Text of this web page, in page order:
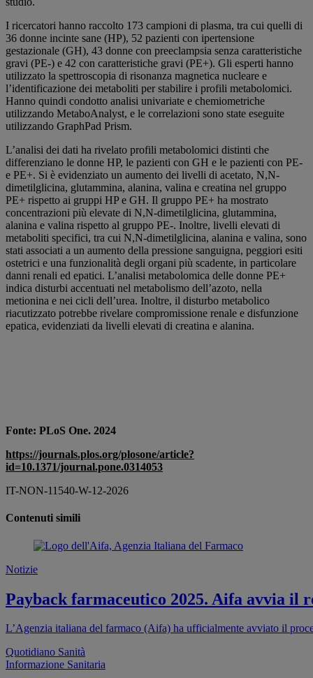
I ricercatori hanno raccolto 173 campioni di plasma, tra cui quelli di
36 donne incinte sane (HP), 52 pazienti con ipertensione
gestazionale (GH), 43 donne con preeclampsia senza caratteristiche
gravi (PE-) e 42 con caratteristiche gravi (PE+). Gli esperti hanno
utilizzato la spettroscopia di risonanza magnetica nucleare e
l’identificazione dei metaboliti per stabilire i profili metabolomici.
Hanno quindi condotto analisi univariate e chemiometriche
utilizzando MetaboAnalyst, e le correlazioni sono state eseguite
utilizzando GraphPad Prism.
L’analisi dei dati ha rivelato profili metabolomici distinti che
differenziano le donne HP, le pazienti con GH e le pazienti con PE-
e PE+. Si è evidenziato un aumento dei livelli di acetato, N,N-
dimetilglicina, glutammina, alanina, valina e creatina nel gruppo
PE+ rispetto ai gruppi HP e GH. Il gruppo PE+ ha mostrato
concentrazioni più elevate di N,N-dimetilglicina, glutammina,
alanina e valina rispetto al gruppo PE-. Inoltre, livelli elevati di
metaboliti specifici, tra cui N,N-dimetilglicina, alanina e valina, sono
stati associati a un aumento della pressione sanguigna, peggiori esiti
ostetrici e una funzionalità degli organi più scadente, in particolare
danni renali ed epatici. L’analisi metabolomica delle donne PE+
indica disturbi accentuati nel metabolismo dell’azoto, nella
metionina e nei cicli dell’urea. Inoltre, il disturbo metabolico
riacutizzato potrebbe rivelare compromissione renale e disfunzione
epatica, evidenziati da livelli elevati di creatina e alanina.
Fonte: PLoS One. 2024
https://journals.plos.org/plosone/article?
id=10.1371/journal.pone.0314053
IT-NON-11540-W-12-2026
Contenuti simili
Notizie
Payback farmaceutico 2025. Aifa avvia
L’Agenzia italiana del farmaco (Aifa) ha ufficialmente avviato il
Quotidiano Sanità
Informazione Sanitaria